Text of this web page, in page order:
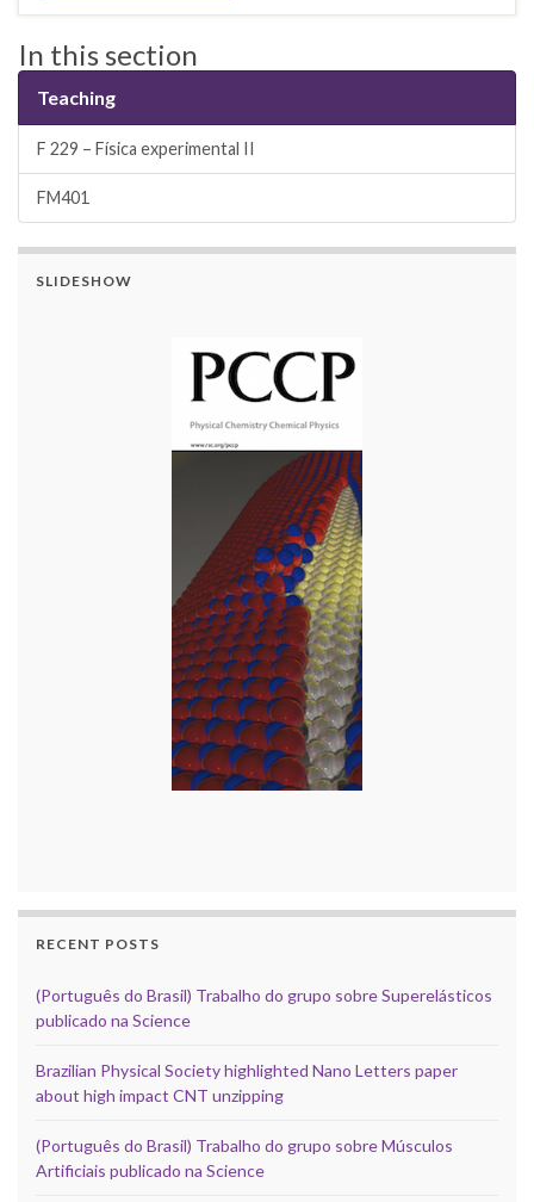
In this section
Teaching
F 229 – Física experimental II
FM401
SLIDESHOW
RECENT POSTS
(Português do Brasil) Trabalho do grupo sobre Superelásticos
publicado na Science
Brazilian Physical Society highlighted Nano Letters paper
about high impact CNT unzipping
(Português do Brasil) Trabalho do grupo sobre Músculos
Artificiais publicado na Science